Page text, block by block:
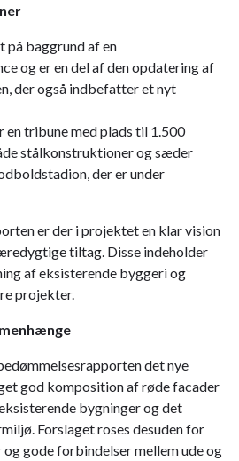
baggrund af en
og er en del af den opdatering af
der også indbefatter et nyt
tribune med plads til 1.500
stålkonstruktioner og sæder
der er under
er der i projektet en klar vision
tiltag. Disse indeholder
af eksisterende byggeri og
projekter.
det nye
god komposition af røde facader
bygninger og det
Forslaget roses desuden for
gode forbindelser mellem ude og